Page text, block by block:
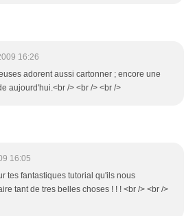
16:26
adorent aussi cartonner ; encore une
aujourd'hui.<br /> <br /> <br />
16:05
tes fantastiques tutorial qu'ils nous
tant de tres belles choses ! ! ! <br /> <br />